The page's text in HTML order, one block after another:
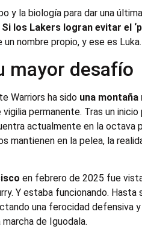
y la biología para dar una
Si los Lakers logran evitar el
nombre propio, y ese es Luka.
mayor desafío
Warriors ha sido una
permanente. Tras un
actualmente en la octava
mantienen en la pelea, la
en febrero de 2025 fue
Y estaba funcionando. Hasta
una ferocidad defensiva
de Iguodala.